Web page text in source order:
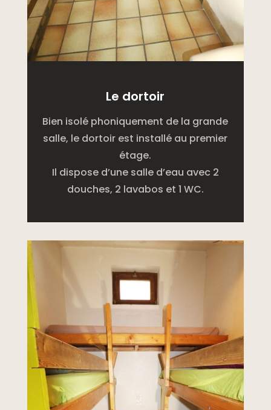
Le dortoir
Bien isolé phoniquement de la grande
salle, le dortoir est installé au premier
étage.
Il dispose d’une salle d’eau avec 2
douches, 2 lavabos et 1 WC.